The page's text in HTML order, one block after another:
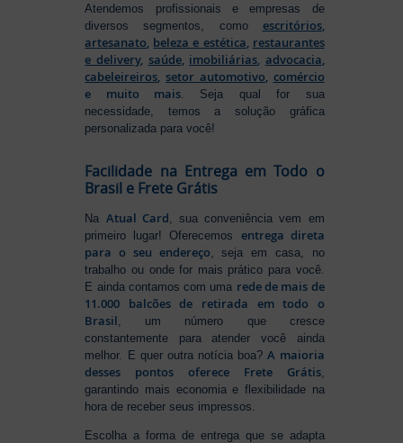
Atendemos profissionais e empresas de
diversos segmentos, como escritórios,
artesanato beleza e estética restaurantes
e delivery, saúde, imobiliárias advocacia
cabeleireiros setor automotivo comércio
e muito mais . Seja qual for sua
necessidade, temos a solução gráfica
personalizada para você!
Facilidade na Entrega em Todo o
Brasil e Frete Grátis
Na Atual Card, sua conveniência vem em
primeiro lugar! Oferecemos entrega direta
para o seu endereço, seja em casa, no
trabalho ou onde for mais prático para você.
E ainda contamos com uma rede de mais de
11.000 balcões de retirada em todo o
Brasil, um número que cresce
constantemente para atender você ainda
melhor. E quer outra notícia boa?A maioria
desses pontos oferece Frete Grátis,
garantindo mais economia e flexibilidade na
hora de receber seus impressos.
Escolha a forma de entrega que se adapta